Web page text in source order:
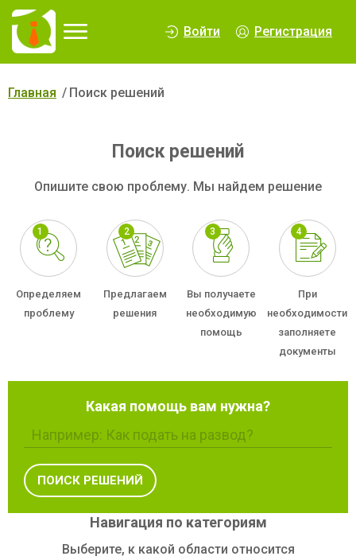
Войти Регистрация
Главная Поиск решений
Поиск решений
Опишите свою проблему. Мы найдем решение
Определяем
проблему
Предлагаем
решения
Вы получаете
необходимую
помощь
При
необходимости
заполняете
документы
Какая помощь вам нужна?
Навигация по категориям
Выберите, к какой области относится